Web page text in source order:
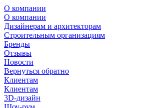
О компании
О компании
Дизайнерам и архитекторам
Строительным организациям
Бренды
Отзывы
Новости
Вернуться обратно
Клиентам
Клиентам
3D-дизайн